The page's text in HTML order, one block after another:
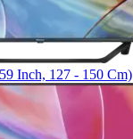
Inch, 127 - 150 Cm)